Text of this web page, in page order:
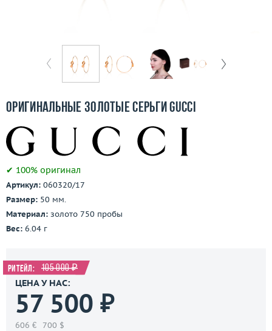
О компании
3D-тур по шоуруму
Оригинальные золотые серьги Gucci
✔ 100% оригинал
Артикул: 060320/17
Размер: 50 мм.
Материал: золото 750 пробы
Вес: 6.04 г
Ритейл: 105 000 ₽
ЦЕНА У НАС:
57 500 ₽
606 € 700 $